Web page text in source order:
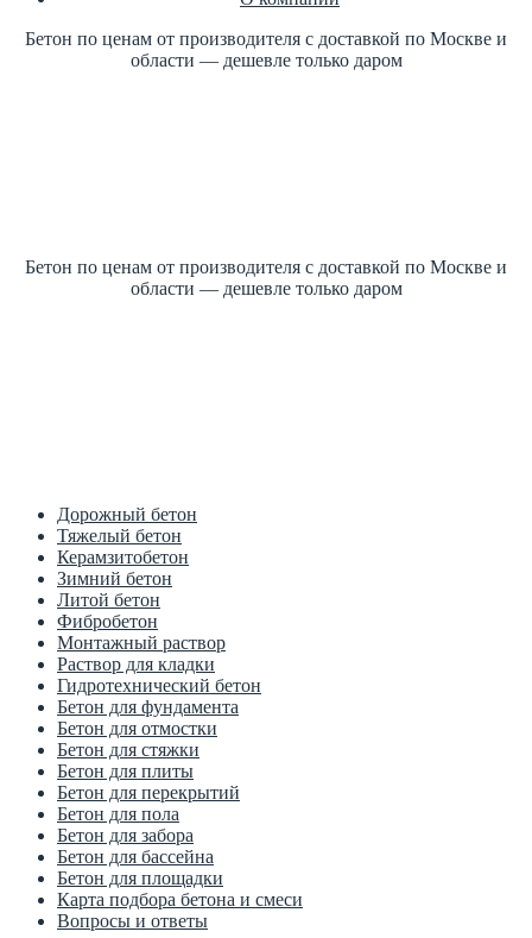
Бетон по ценам от производителя с доставкой по Москве и
области — дешевле только даром
Бетон по ценам от производителя с доставкой по Москве и
области — дешевле только даром
Дорожный бетон
Тяжелый бетон
Керамзитобетон
Зимний бетон
Литой бетон
Фибробетон
Монтажный раствор
Раствор для кладки
Гидротехнический бетон
Бетон для фундамента
Бетон для отмостки
Бетон для стяжки
Бетон для плиты
Бетон для перекрытий
Бетон для пола
Бетон для забора
Бетон для бассейна
Бетон для площадки
Карта подбора бетона и смеси
Вопросы и ответы